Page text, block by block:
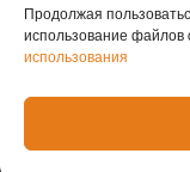
Продолжая
использование файлов
использования
«Интернет»,
Федерации).